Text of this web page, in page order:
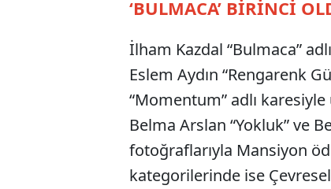
‘BULMACA’ BİRİNCİ
İlham Kazdal “Bulmaca”
Eslem Aydın “Rengarenk
“Momentum” adlı
Belma Arslan “Yokluk” ve
fotoğraflarıyla Mansiyon
kategorilerinde ise